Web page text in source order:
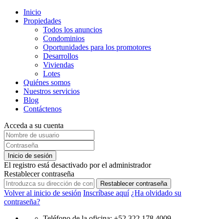
Inicio
Propiedades
Todos los anuncios
Condominios
Oportunidades para los promotores
Desarrollos
Viviendas
Lotes
Quiénes somos
Nuestros servicios
Blog
Contáctenos
Acceda a su cuenta
Inicio de sesión
El registro está desactivado por el administrador
Restablecer contraseña
Restablecer contraseña
Volver al inicio de sesión Inscríbase aquí ¿Ha olvidado su
contraseña?